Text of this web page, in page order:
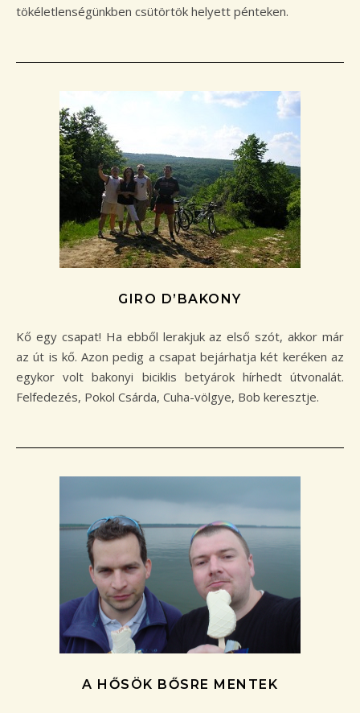
tökéletlenségünkben csütörtök helyett pénteken.
GIRO D’BAKONY
Kő egy csapat! Ha ebből lerakjuk az első szót, akkor már
az út is kő. Azon pedig a csapat bejárhatja két keréken az
egykor volt bakonyi biciklis betyárok hírhedt útvonalát.
Felfedezés, Pokol Csárda, Cuha-völgye, Bob keresztje.
A HŐSÖK BŐSRE MENTEK